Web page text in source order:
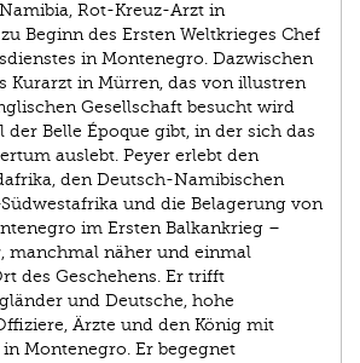
Rot-Kreuz-Arzt in
Beginn des Ersten Weltkrieges Chef
in Montenegro. Dazwischen
Kurarzt in Mürren, das von illustren
Gesellschaft besucht wird
der Belle Époque gibt, in der sich das
auslebt. Peyer erlebt den
den Deutsch-Namibischen
und die Belagerung von
im Ersten Balkankrieg –
manchmal näher und einmal
des Geschehens. Er trifft
und Deutsche, hohe
Ärzte und den König mit
Montenegro. Er begegnet